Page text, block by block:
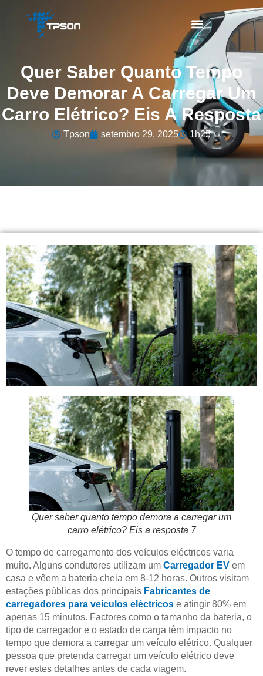
Quer Saber Quanto Tempo
Deve Demorar A Carregar Um
Carro Elétrico? Eis A Resposta
Tpson setembro 29, 2025 1h25
Quer saber quanto tempo demora a carregar um
carro elétrico? Eis a resposta 7
O tempo de carregamento dos veículos eléctricos varia
muito. Alguns condutores utilizam um Carregador EV em
casa e vêem a bateria cheia em 8-12 horas. Outros visitam
estações públicas dos principais Fabricantes de
carregadores para veículos eléctricos e atingir 80% em
apenas 15 minutos. Factores como o tamanho da bateria, o
tipo de carregador e o estado de carga têm impacto no
tempo que demora a carregar um veículo elétrico. Qualquer
pessoa que pretenda carregar um veículo elétrico deve
rever estes detalhes antes de cada viagem.